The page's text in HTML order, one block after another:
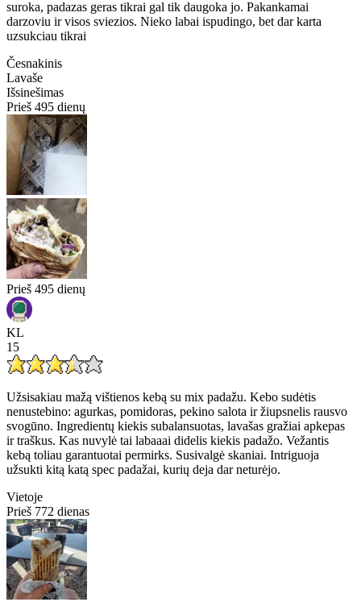
suroka, padazas geras tikrai gal tik daugoka jo. Pakankamai
darzoviu ir visos sviezios. Nieko labai ispudingo, bet dar karta
uzsukciau tikrai
Česnakinis
Lavaše
Išsinešimas
Prieš 495 dienų
Prieš 495 dienų
KL
15
Užsisakiau mažą vištienos kebą su mix padažu. Kebo sudėtis
nenustebino: agurkas, pomidoras, pekino salota ir žiupsnelis rausvo
svogūno. Ingredientų kiekis subalansuotas, lavašas gražiai apkepas
ir traškus. Kas nuvylė tai labaaai didelis kiekis padažo. Vežantis
kebą toliau garantuotai permirks. Susivalgė skaniai. Intriguoja
užsukti kitą katą spec padažai, kurių deja dar neturėjo.
Vietoje
Prieš 772 dienas